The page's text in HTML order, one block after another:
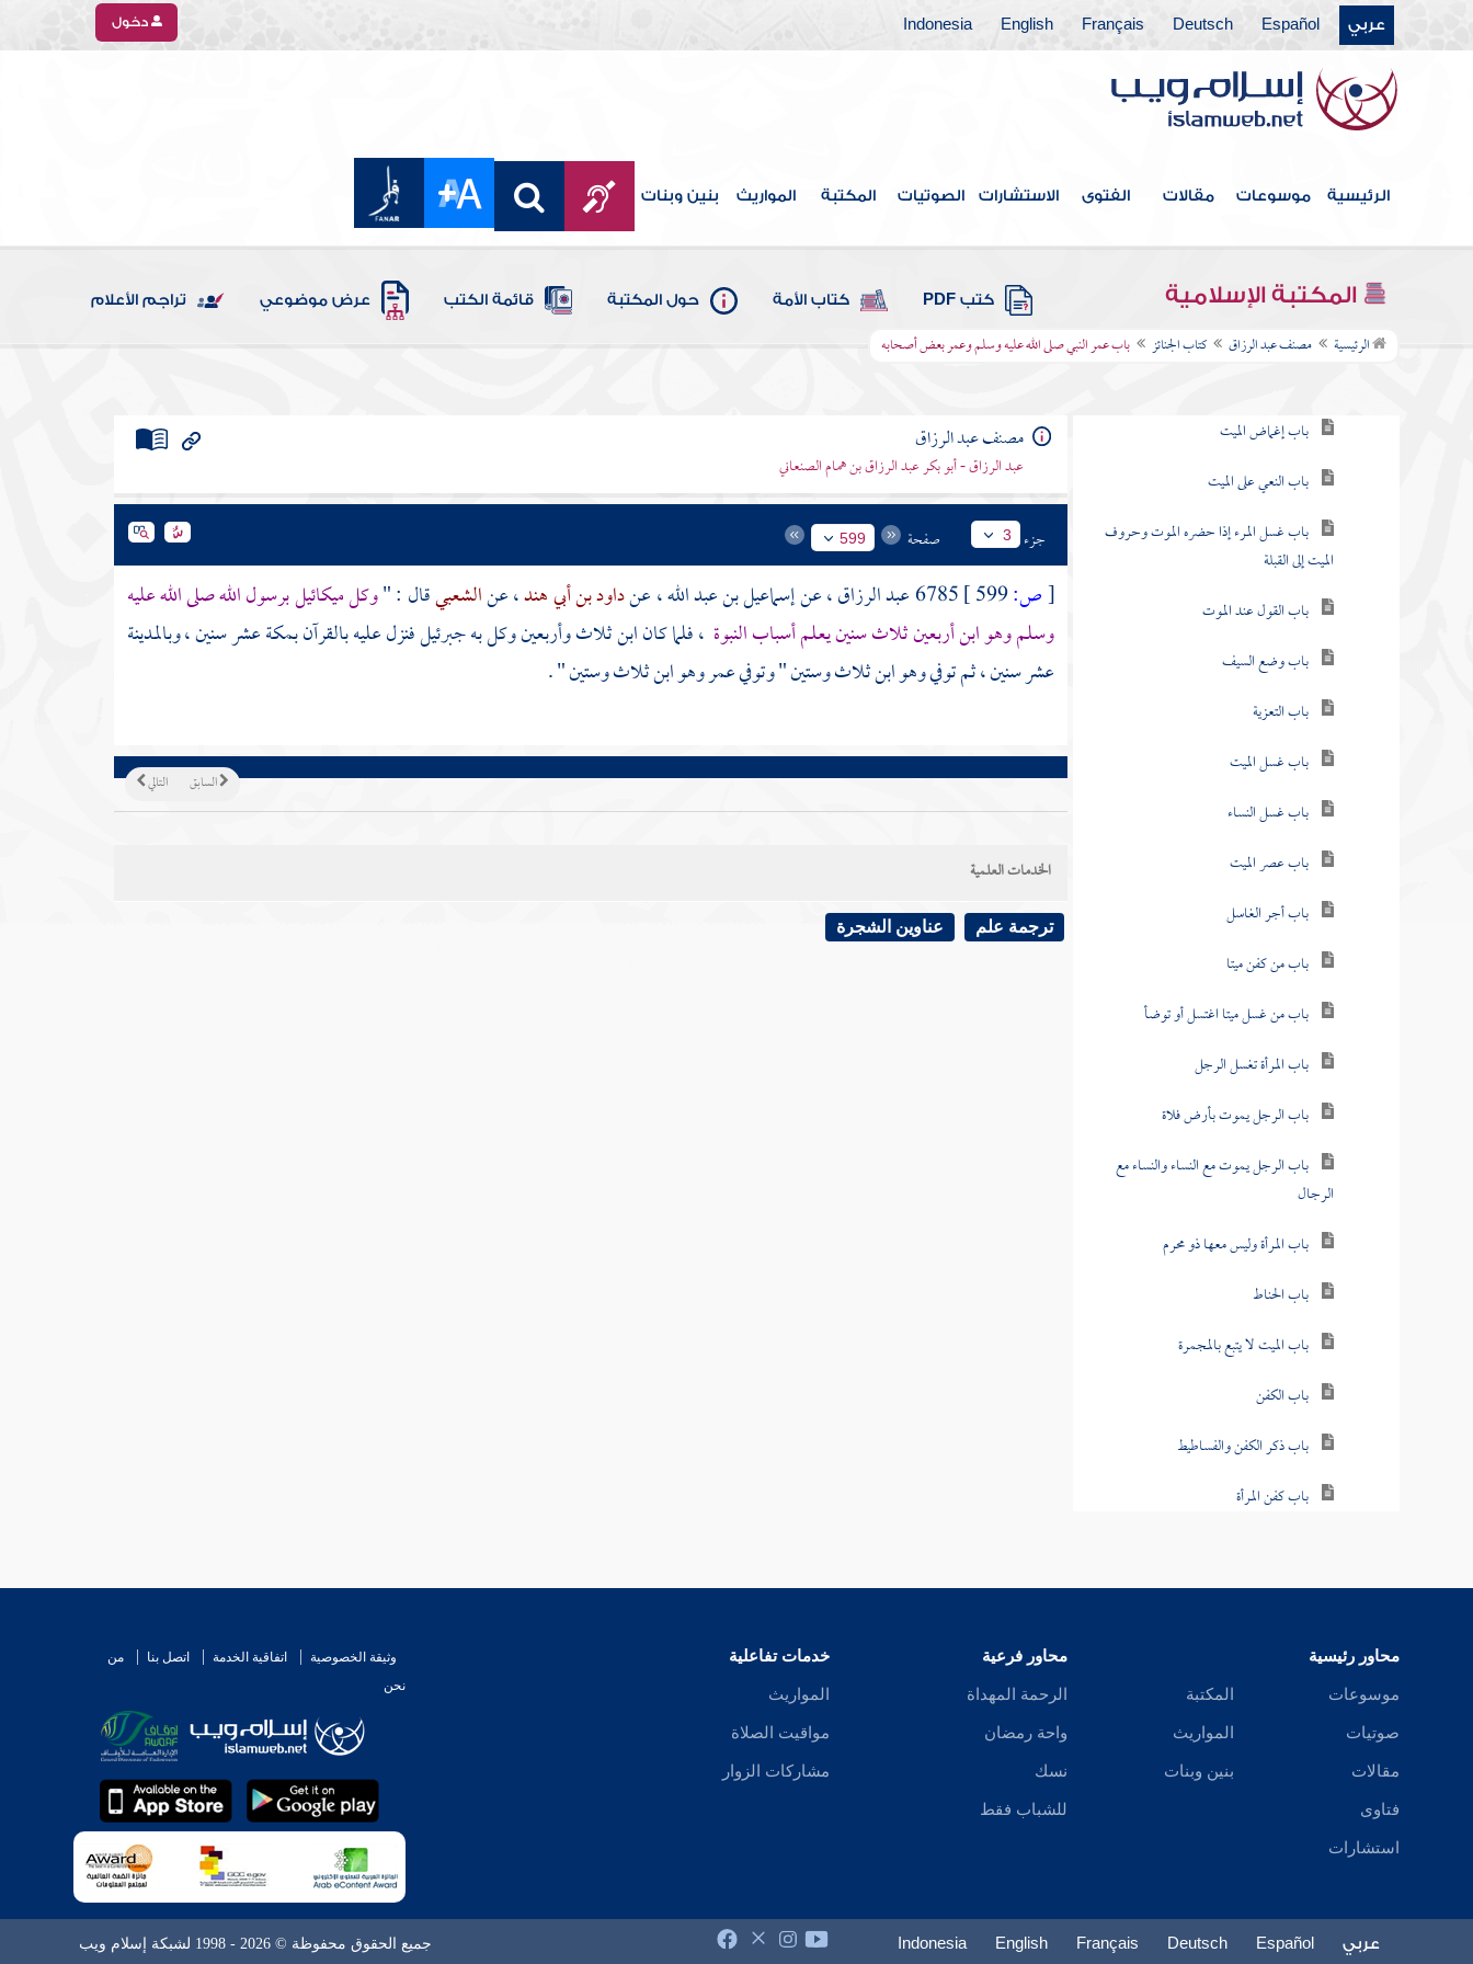
عربي Español
Deutsch
Français
English
Indonesia دخول
الرئيسية موسوعات مقالات الفتوى الاستشارات الصوتيات المكتبة المواريث بنين وبنات
المكتبة الإسلامية كتب PDF كتاب الأمة حول المكتبة قائمة الكتب عرض موضوعي تراجم الأعلام
الرئيسية مصنف عبد الرزاق كتاب الجنائز باب عمر النبي صلى الله عليه وسلم وعمر بعض أصحابه
كتاب الطهارة
كتاب الحيض
كتاب الصلاة
كتاب الجمعة
كتاب صلاة العيدين
كتاب فضائل القرآن
كتاب الجنائز
باب إغماض الميت
باب النعي على الميت
باب غسل المرء إذا حضره الموت وحروف
الميت إلى القبلة
باب القول عند الموت
باب وضع السيف
باب التعزية
باب غسل الميت
باب غسل النساء
باب عصر الميت
باب أجر الغاسل
باب من كفن ميتا
باب من غسل ميتا اغتسل أو توضأ
باب المرأة تغسل الرجل
باب الرجل يموت بأرض فلاة
باب الرجل يموت مع النساء والنساء مع
الرجال
باب المرأة وليس معها ذو محرم
باب الحناط
باب الميت لا يتبع بالمجمرة
باب الكفن
باب ذكر الكفن والفساطيط
باب كفن المرأة
باب كفن الصبي
باب النعش والاستغفار
باب المشي بالجنازة
باب الصلاة على الجنازة على غير وضوء
مصنف عبد الرزاق
عبد الرزاق - أبو بكر عبد الرزاق بن همام الصنعاني
جزء 3 صفحة 599
[ص: 6785عبد الرزاق، عنإسماعيل بن عبد الله، عنداود بن أبي هند، عنالشعبيقال : "وكلميكائيلبرسول الله صلى الله عليه
وسلم وهو ابن أربعين ثلاث سنين يعلم أسباب النبوة ، فلما كان ابن ثلاث وأربعين وكل بهجبرئيلفنزل عليه بالقرآنبمكةعشر سنين ،وبالمدينة
عشر سنين ، ثم توفي وهو ابن ثلاث وستين " وتوفيعمروهو ابن ثلاث وستين " .
التالي السابق
الخدمات العلمية
ترجمة علم عناوين الشجرة
محاور رئيسية
موسوعات
صوتيات
مقالات
فتاوى
استشارات
المكتبة
المواريث
بنين وبنات
محاور فرعية
الرحمة المهداة
واحة رمضان
نسك
للشباب فقط
خدمات تفاعلية
المواريث
مواقيت الصلاة
مشاركات الزوار
وثيقة الخصوصية اتفاقية الخدمة اتصل بنا
من
نحن
عربي Español
Deutsch
Français
English
Indonesia جميع الحقوق محفوظة © 2026 - 1998 لشبكة إسلام ويب